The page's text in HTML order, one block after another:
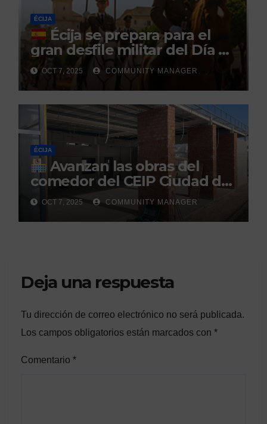
ÉCIJA
Écija se prepara para el
gran desfile militar del Día de
la Hispanidad organizado por
el Centro Militar de Cría
Caballar
OCT 7, 2025 COMMUNITY MANAGER
ÉCIJA
Avanzan las obras del
comedor del CEIP Ciudad del
Sol: su finalización está
prevista para finales de 2025
OCT 7, 2025 COMMUNITY MANAGER
Deja una respuesta
Tu dirección de correo electrónico no será publicada.
Los campos obligatorios están marcados con *
Comentario *